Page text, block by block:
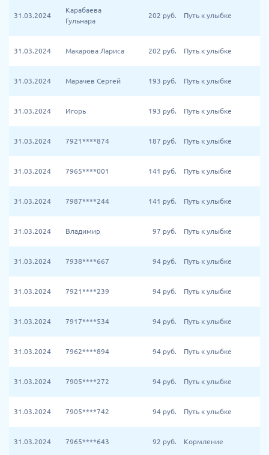
31.03.2024
Карабаева
Гульнара
202 руб. Путь к улыбке
31.03.2024 Макарова Лариса 202 руб. Путь к улыбке
31.03.2024 Марачев Сергей 193 руб. Путь к улыбке
31.03.2024 Игорь 193 руб. Путь к улыбке
31.03.2024 7921****874 187 руб. Путь к улыбке
31.03.2024 7965****001 141 руб. Путь к улыбке
31.03.2024 7987****244 141 руб. Путь к улыбке
31.03.2024 Владимир 97 руб. Путь к улыбке
31.03.2024 7938****667 94 руб. Путь к улыбке
31.03.2024 7921****239 94 руб. Путь к улыбке
31.03.2024 7917****534 94 руб. Путь к улыбке
31.03.2024 7962****894 94 руб. Путь к улыбке
31.03.2024 7905****272 94 руб. Путь к улыбке
31.03.2024 7905****742 94 руб. Путь к улыбке
31.03.2024 7965****643 92 руб. Кормление